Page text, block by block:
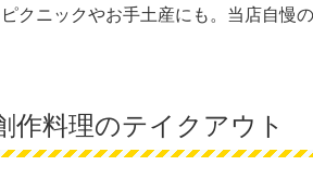
クニックやお手土産にも。当店自慢
作料理のテイクアウト